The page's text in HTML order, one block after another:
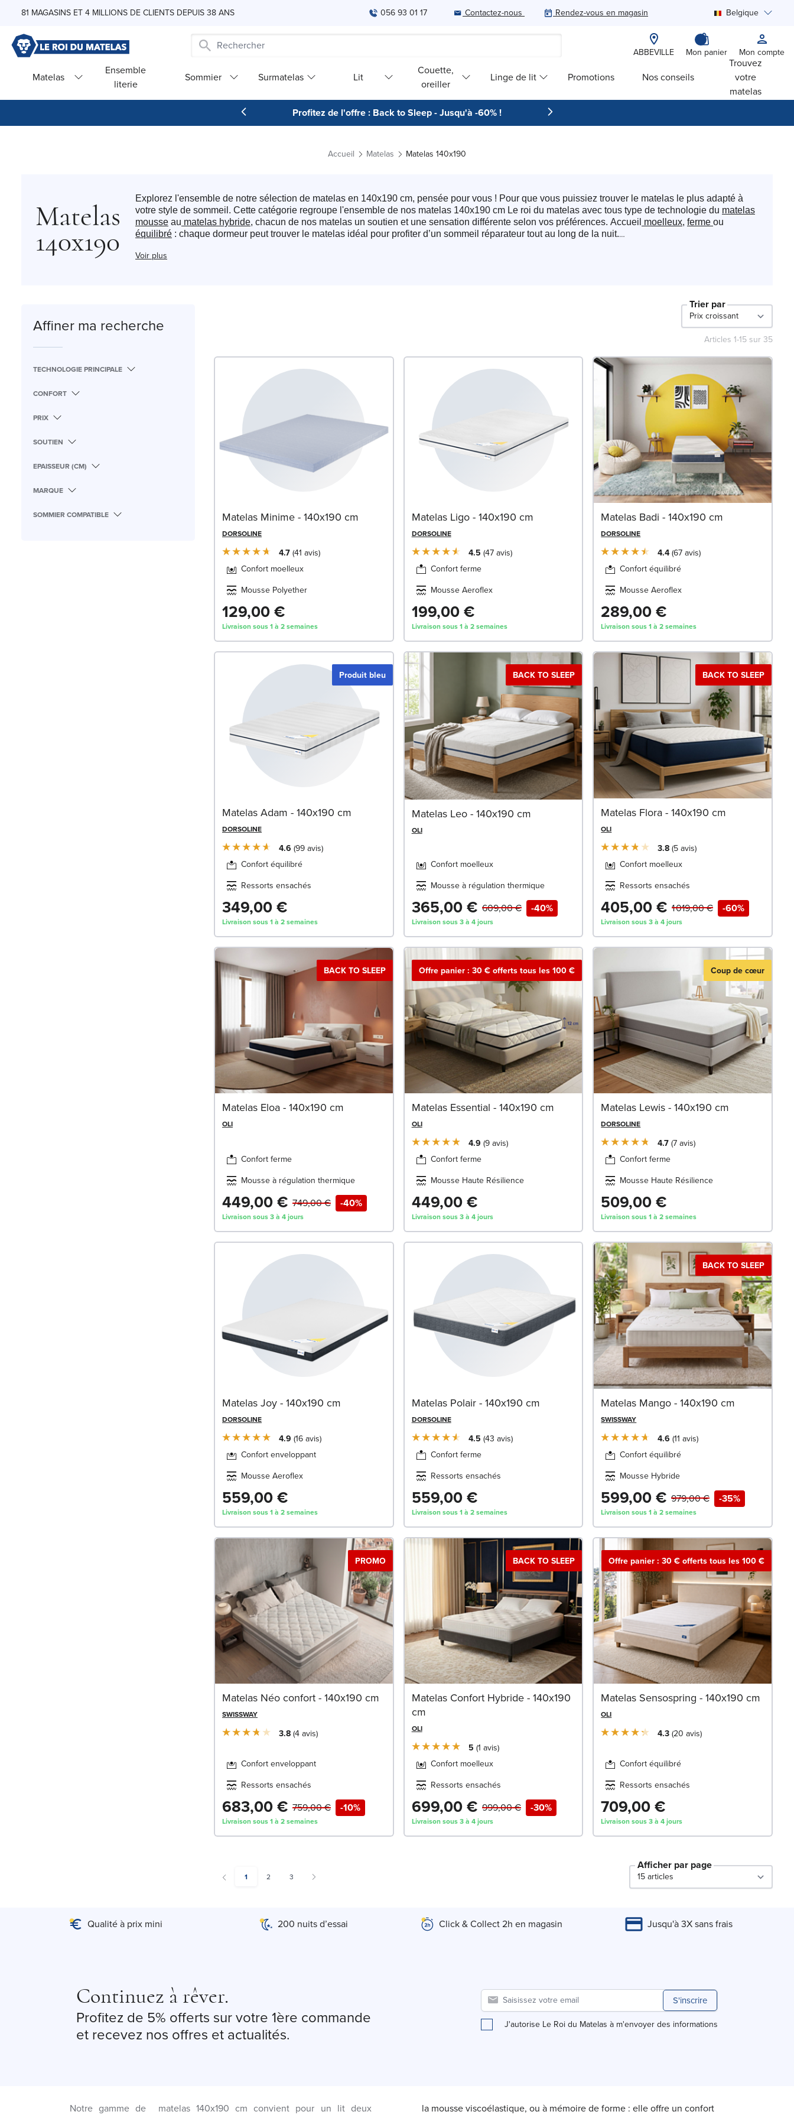
Skip to Content
81 MAGASINS ET 4 MILLIONS DE CLIENTS DEPUIS 38 ANS 056 93 01 17 Contactez-nous Rendez-vous en magasin Belgique
ABBEVILLE Mon panier Mon compte
Matelas
Ensemble
literie
Sommier Surmatelas Lit
Couette,
oreiller
Linge de lit Promotions Nos conseils
Trouvez
votre
matelas
Profitez de l'offre : Back to Sleep - Jusqu'à -60% !
Accueil Matelas Matelas 140x190
Matelas
140x190
Explorez l'ensemble de notre sélection de matelas en 140x190 cm, pensée pour vous ! Pour que vous puissiez trouver le matelas le plus adapté à
votre style de sommeil. Cette catégorie regroupe l'ensemble de nos matelas 140x190 cm Le roi du matelas avec tous type de technologie du matelas
mousse au matelas hybride, chacun de nos matelas un soutien et une sensation différente selon vos préférences. Accueil moelleux, ferme ou
équilibré : chaque dormeur peut trouver le matelas idéal pour profiter d’un sommeil réparateur tout au long de la nuit.
offre variée et régulièrement enrichie, il est facile de comparer les matériaux, les niveaux de maintien et les formats pour choisir le matelas qui
Voir plus
Affiner ma recherche
TECHNOLOGIE PRINCIPALE
CONFORT
PRIX
SOUTIEN
EPAISSEUR (CM)
MARQUE
SOMMIER COMPATIBLE
Trier par
Articles 1-15 sur35
Matelas Minime - 140x190 cm
DORSOLINE
4.7 41 avis
Confort moelleux
Mousse Polyether
129,00 €
Livraison sous 1 à 2 semaines
Matelas Ligo - 140x190 cm
DORSOLINE
4.5 47avis
Confort ferme
Mousse Aeroflex
199,00 €
Livraison sous 1 à 2 semaines
Matelas Badi - 140x190 cm
DORSOLINE
4.4 67avis
Confort équilibré
Mousse Aeroflex
289,00 €
Livraison sous 1 à 2 semaines
Produit bleu
Matelas Adam - 140x190 cm
DORSOLINE
4.6 99avis
Confort équilibré
Ressorts ensachés
349,00 €
Livraison sous 1 à 2 semaines
BACK TO SLEEP
Matelas Leo - 140x190 cm
OLI
Confort moelleux
Mousse à régulation thermique
365,00 € -40%
609,00 €
Livraison sous 3 à 4 jours
BACK TO SLEEP
Matelas Flora - 140x190 cm
OLI
3.8 5avis
Confort moelleux
Ressorts ensachés
405,00 € -60%
1 019,00 €
Livraison sous 3 à 4 jours
BACK TO SLEEP
Matelas Eloa - 140x190 cm
OLI
Confort ferme
Mousse à régulation thermique
449,00 € -40%
749,00 €
Livraison sous 3 à 4 jours
Offre panier : 30 € offerts tous les 100 €
Matelas Essential - 140x190 cm
OLI
4.9 9avis
Confort ferme
Mousse Haute Résilience
449,00 €
Livraison sous 3 à 4 jours
Coup de cœur
Matelas Lewis - 140x190 cm
DORSOLINE
4.7 7avis
Confort ferme
Mousse Haute Résilience
509,00 €
Livraison sous 1 à 2 semaines
Matelas Joy - 140x190 cm
DORSOLINE
4.9 16avis
Confort enveloppant
Mousse Aeroflex
559,00 €
Livraison sous 1 à 2 semaines
Matelas Polair - 140x190 cm
DORSOLINE
4.5 43 avis
Confort ferme
Ressorts ensachés
559,00 €
Livraison sous 1 à 2 semaines
BACK TO SLEEP
Matelas Mango - 140x190 cm
SWISSWAY
4.6 11avis
Confort équilibré
Mousse Hybride
599,00 € -35%
979,00 €
Livraison sous 1 à 2 semaines
PROMO
Matelas Néo confort - 140x190 cm
SWISSWAY
3.8 4avis
Confort enveloppant
Ressorts ensachés
683,00 € -10%
759,00 €
Livraison sous 1 à 2 semaines
BACK TO SLEEP
Matelas Confort Hybride - 140x190
cm
OLI
5 1 avis
Confort moelleux
Ressorts ensachés
699,00 € -30%
999,00 €
Livraison sous 3 à 4 jours
Offre panier : 30 € offerts tous les 100 €
Matelas Sensospring - 140x190 cm
OLI
4.3 20avis
Confort équilibré
Ressorts ensachés
709,00 €
Livraison sous 3 à 4 jours
You're currently reading page
1 Page
2 Page
3
Afficher par page
Qualité à prix mini 200 nuits d’essai Click & Collect 2h en magasin Jusqu'à 3X sans frais
Continuez à rêver.
Profitez de 5% offerts sur votre 1ère commande
et recevez nos offres et actualités.
S'inscrire
J'autorise Le Roi du Matelas à m'envoyer des informations
Notre gamme de matelas 140x190 cm convient pour un lit deux
la mousse viscoélastique, ou à mémoire de forme : elle offre un confort